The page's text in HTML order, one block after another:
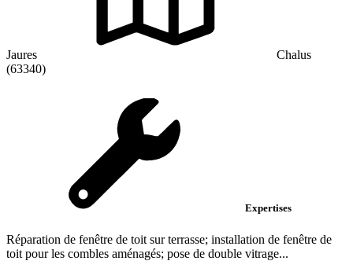
Jaures
Chalus
(63340)
Expertises
Réparation de fenêtre de toit sur terrasse; installation de fenêtre de
toit pour les combles aménagés; pose de double vitrage...